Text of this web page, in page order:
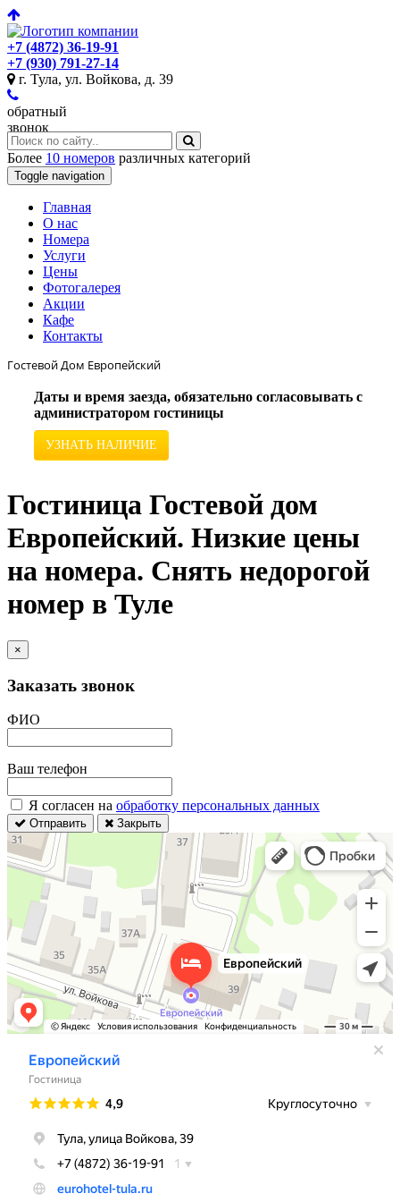
+7 (4872) 36-19-91
+7 (930) 791-27-14
г. Тула, ул. Войкова, д. 39
обратный
звонок
Более 10 номеров различных категорий
Toggle navigation
Главная
O нас
Номера
Услуги
Цены
Фотогалерея
Акции
Кафе
Контакты
Гостевой Дом Европейский
Даты и время заезда, обязательно согласовывать с
администратором гостиницы
УЗНАТЬ НАЛИЧИЕ
Гостиница Гостевой дом
Европейский. Низкие цены
на номера. Снять недорогой
номер в Туле
×
Заказать звонок
ФИО
Ваш телефон
Я согласен на обработку персональных данных
Отправить Закрыть